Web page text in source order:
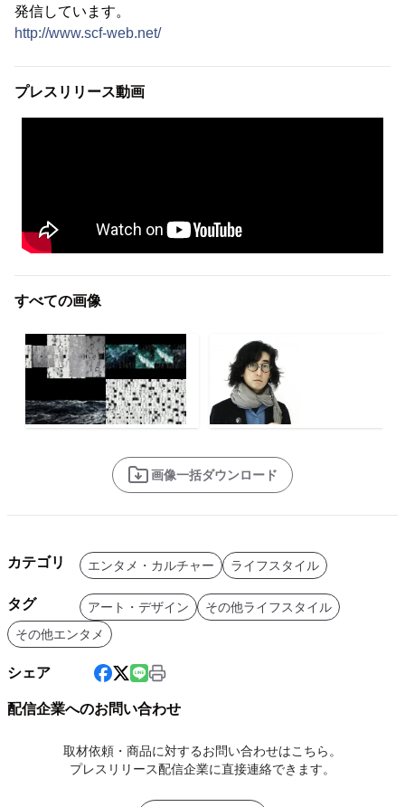
発信しています。
http://www.scf-web.net/
プレスリリース動画
すべての画像
画像一括ダウンロード
カテゴリ エンタメ・カルチャー ライフスタイル
タグ アート・デザイン
その他ライフスタイル
その他エンタメ
シェア
配信企業へのお問い合わせ
取材依頼・商品に対するお問い合わせはこちら。
プレスリリース配信企業に直接連絡できます。